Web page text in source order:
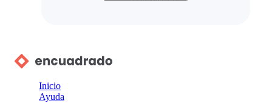
Inicio
Ayuda